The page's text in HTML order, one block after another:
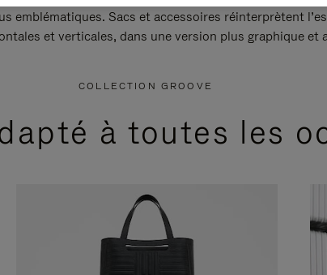
emblématiques. Sacs et accessoires réinterprètent
et verticales, dans une version plus graphique et
COLLECTION GROOVE
à toutes les